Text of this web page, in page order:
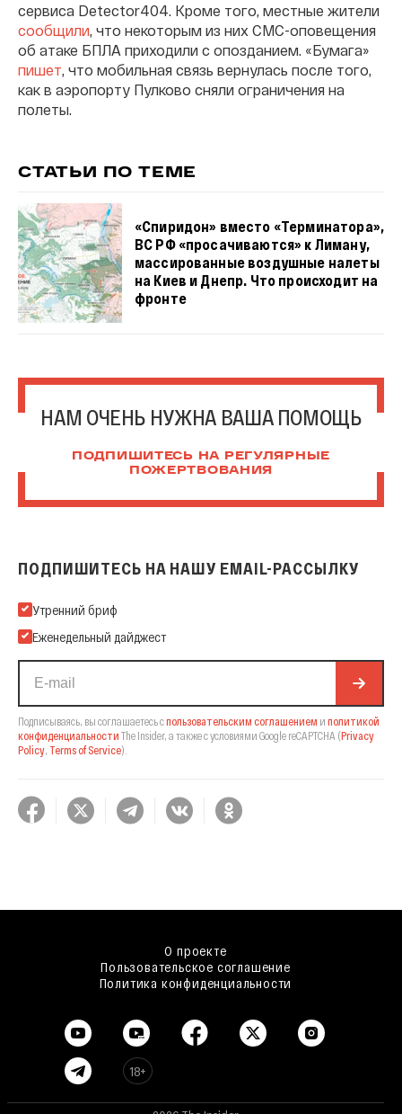
сервиса Detector404. Кроме того, местные жители
сообщили , что некоторым из них СМС-оповещения
об атаке БПЛА приходили с опозданием. «Бумага»
пишет , что мобильная связь вернулась после того,
как в аэропорту Пулково сняли ограничения на
полеты.
СТАТЬИ ПО ТЕМЕ
«Спиридон» вместо «Терминатора»,
ВС РФ «просачиваются» к Лиману,
массированные воздушные налеты
на Киев и Днепр. Что происходит на
фронте
НАМ ОЧЕНЬ НУЖНА ВАША ПОМОЩЬ
ПОДПИШИТЕСЬ НА РЕГУЛЯРНЫЕ
ПОЖЕРТВОВАНИЯ
ПОДПИШИТЕСЬ НА НАШУ EMAIL-РАССЫЛКУ
Подпишитесь на нашу Email-рассылку
Утренний бриф
Еженедельный дайджест
Подписываясь, вы соглашаетесь спользовательским соглашением и политикой
конфиденциальности The Insider, а также с условиями Google reCAPTCHA (Privacy
Policy Terms of Service).
О проекте
Пользовательское соглашение
Политика конфиденциальности
18+